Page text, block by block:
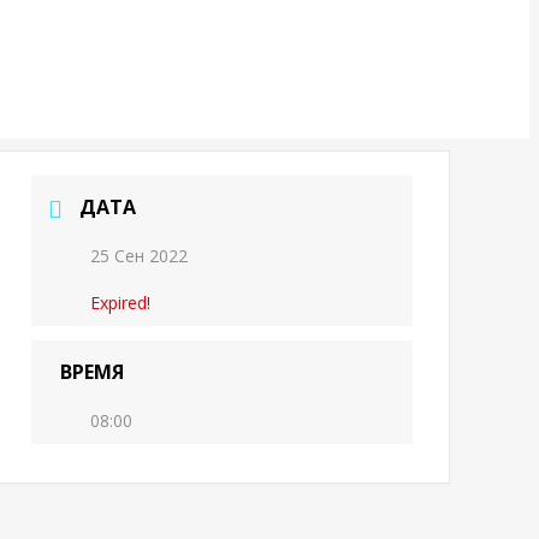
ДАТА
25 Сен 2022
Expired!
ВРЕМЯ
08:00